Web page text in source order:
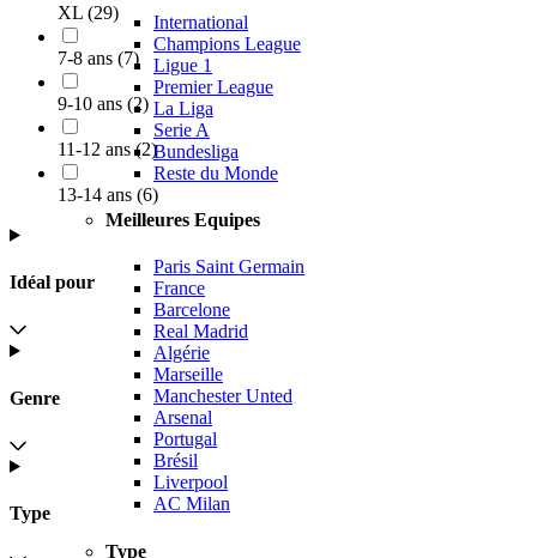
International
Champions League
Ligue 1
Premier League
La Liga
Serie A
Bundesliga
Reste du Monde
Meilleures Equipes
Paris Saint Germain
France
Barcelone
Real Madrid
Algérie
Marseille
Manchester Unted
Arsenal
Portugal
Brésil
Liverpool
AC Milan
Type
XL (29)
7-8 ans (7)
9-10 ans (2)
11-12 ans (2)
13-14 ans (6)
Idéal pour
Genre
Type